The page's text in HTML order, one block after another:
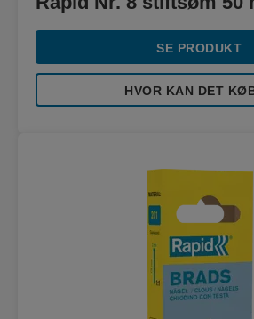
SE PRODUKT
HVOR KAN DET